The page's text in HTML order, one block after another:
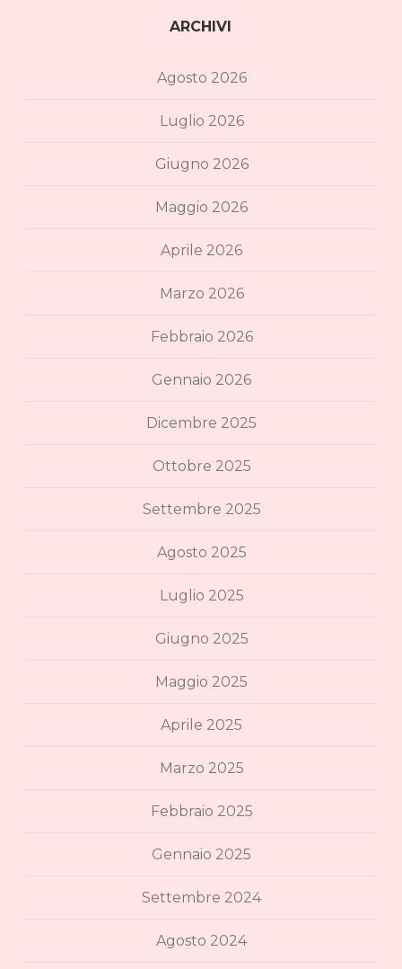
ARCHIVI
Agosto 2026
Luglio 2026
Giugno 2026
Maggio 2026
Aprile 2026
Marzo 2026
Febbraio 2026
Gennaio 2026
Dicembre 2025
Ottobre 2025
Settembre 2025
Agosto 2025
Luglio 2025
Giugno 2025
Maggio 2025
Aprile 2025
Marzo 2025
Febbraio 2025
Gennaio 2025
Settembre 2024
Agosto 2024